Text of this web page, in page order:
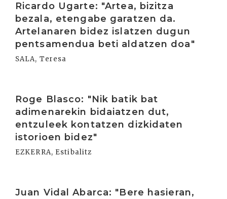
Ricardo Ugarte: "Artea, bizitza
bezala, etengabe garatzen da.
Artelanaren bidez islatzen dugun
pentsamendua beti aldatzen doa"
SALA, Teresa
Roge Blasco: "Nik batik bat
adimenarekin bidaiatzen dut,
entzuleek kontatzen dizkidaten
istorioen bidez"
EZKERRA, Estibalitz
Juan Vidal Abarca: "Bere hasieran,